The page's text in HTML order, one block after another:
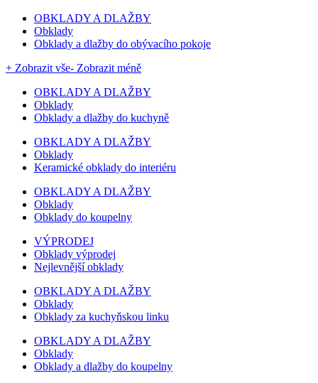
OBKLADY A DLAŽBY
Obklady
Obklady a dlažby do obývacího pokoje
+ Zobrazit vše- Zobrazit méně
OBKLADY A DLAŽBY
Obklady
Obklady a dlažby do kuchyně
OBKLADY A DLAŽBY
Obklady
Keramické obklady do interiéru
OBKLADY A DLAŽBY
Obklady
Obklady do koupelny
VÝPRODEJ
Obklady výprodej
Nejlevnější obklady
OBKLADY A DLAŽBY
Obklady
Obklady za kuchyňskou linku
OBKLADY A DLAŽBY
Obklady
Obklady a dlažby do koupelny